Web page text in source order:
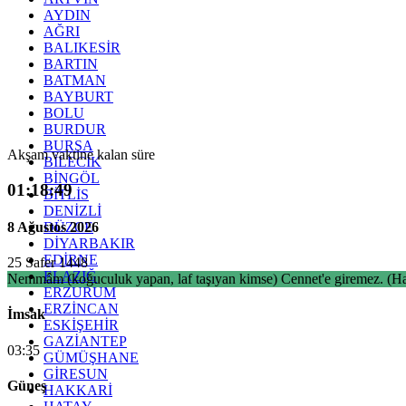
AYDIN
AĞRI
BALIKESİR
BARTIN
BATMAN
BAYBURT
BOLU
BURDUR
BURSA
BİLECİK
BİNGÖL
BİTLİS
DENİZLİ
DÜZCE
DİYARBAKIR
EDİRNE
ELAZIĞ
ERZURUM
ERZİNCAN
ESKİŞEHİR
GAZİANTEP
GÜMÜŞHANE
GİRESUN
HAKKARİ
Akşam vaktine kalan süre
01:18:48
8 Ağustos 2026
25 Safer 1448
Nemmâm (koğuculuk yapan, laf taşıyan kimse) Cennet'e giremez.
İmsak
03:35
Güneş